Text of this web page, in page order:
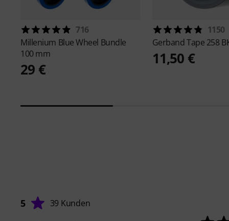
716
Millenium Blue Wheel Bundle
100 mm
29 €
1150
GerbandTape 258
11,50 €
5 39 Kunden